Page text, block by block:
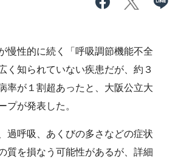
慢性的に続く「呼吸調節機能不全
く知られていない疾患だが、約３
率が１割超あったと、大阪公立大
プが発表した。
過呼吸、あくびの多さなどの症状
質を損なう可能性があるが、詳細